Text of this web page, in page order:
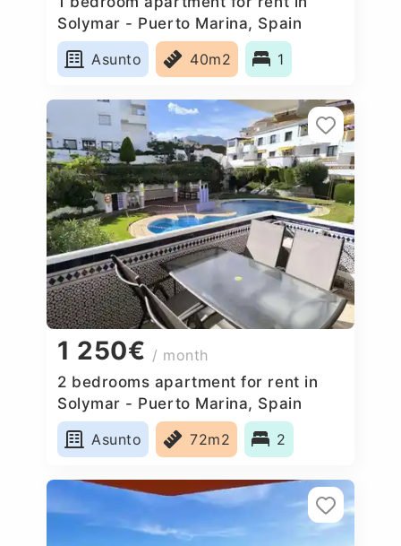
Solymar - Puerto Marina, Spain
Asunto
40m2 1
1 250€ / month
2 bedrooms apartment for rent in
Solymar - Puerto Marina, Spain
Asunto
72m2 2